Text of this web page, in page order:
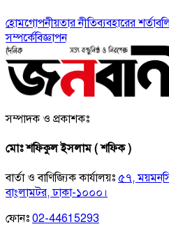
হোমগোপনীয়তার নীতিব্যবহারের
সম্পর্কেবিজ্ঞাপন
সম্পাদক ও প্রকাশকঃ
মোঃ শফিকুল ইসলাম ( শফিক )
বার্তা ও বাণিজ্যিক কার্যালয়ঃ ৫৭,
বাংলামটর, ঢাকা-১০০০।
ফোনঃ 02-44615293